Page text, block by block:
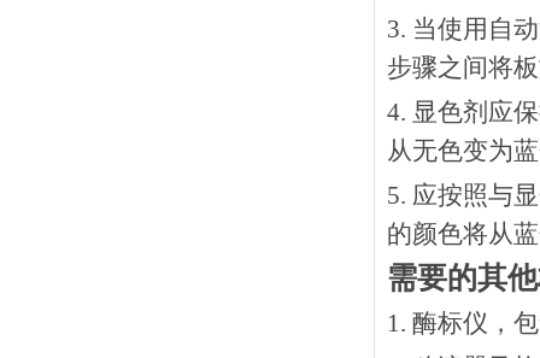
3. 当使用自
步骤之间将
4. 显色剂应
从无色变为
5. 应按照与
的颜色将从
需要的其
1. 酶标仪，